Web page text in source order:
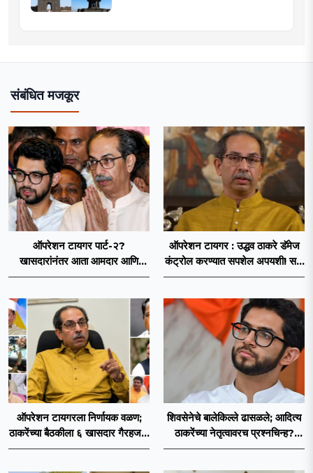
संबंधित मजकूर
ऑपरेशन टायगर पार्ट-२?
खासदारांनंतर आता आमदार आणि
नगरसेवकही शिंदेंच्या वाटेवर?
ऑपरेशन टायगर : उद्धव ठाकरे डॅमेज
कंट्रोल करण्यात सपशेल अपयशी! सहा
खासदारांनंतर आमदारांसह नगरसेवकही
ऑपरेशन टायगरला निर्णायक वळण;
ठाकरेंच्या बैठकीला ६ खासदार गैरहजर,
थेट शिंदे सेनेत विलीन होण्याचा
शिवसेनेचे बालेकिल्ले ढासळले; आदित्य
ठाकरेंच्या नेतृत्वावरच प्रश्नचिन्ह?
ठाकरे ब्रँड नेमका कुठे चुकला?